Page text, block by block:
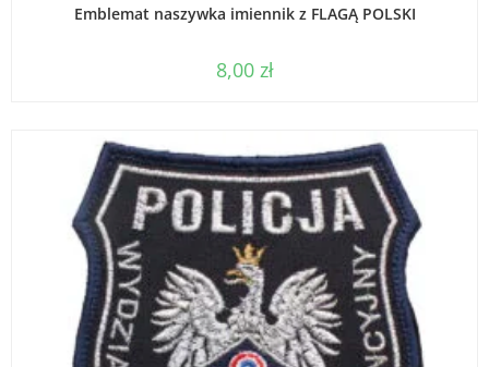
Emblemat naszywka imiennik z FLAGĄ POLSKI
8,00 zł